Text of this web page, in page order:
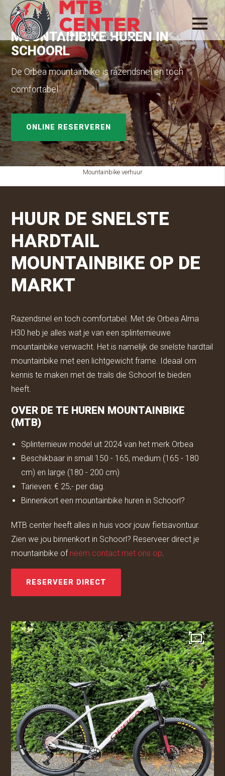
MOUNTAINBIKE HUREN IN
SCHOORL
De Orbea mountainbike is razendsnel en toch
comfortabel
ONLINE RESERVEREN
Mountainbike verhuur
HUUR DE SNELSTE
HARDTAIL
MOUNTAINBIKE OP DE
MARKT
Razendsnel en toch comfortabel. Met de Orbea Alma
H30 heb je alles wat je van een splinternieuwe
mountainbike verwacht. Het is namelijk de snelste hardtail
mountainbike met een lichtgewicht frame. Ideaal om
kennis te maken met de trails die Schoorl te bieden
heeft.
OVER DE TE HUREN MOUNTAINBIKE
(MTB)
Splinternieuw model uit 2024 van het merk Orbea
Beschikbaar in small 150 - 165, medium (165 - 180
cm) en large (180 - 200 cm)
Tarieven: € 25,- per dag.
Binnenkort een mountainbike huren in Schoorl?
MTB center heeft alles in huis voor jouw fietsavontuur.
Zien we jou binnenkort in Schoorl? Reserveer direct je
mountainbike of neem contact met ons op.
RESERVEER DIRECT